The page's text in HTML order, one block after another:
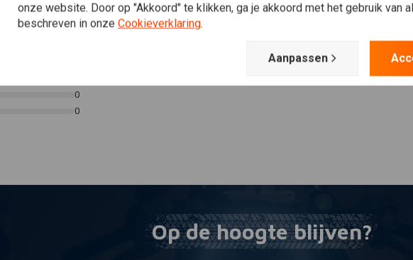
(0 beoordelingen)
0
0
Plaats ook een review
Op de hoogte blijven?
onze website. Door op "Akkoord" te klikken, ga je akkoord met het gebruik van
beschreven in onze Cookieverklaring.
Aanpassen